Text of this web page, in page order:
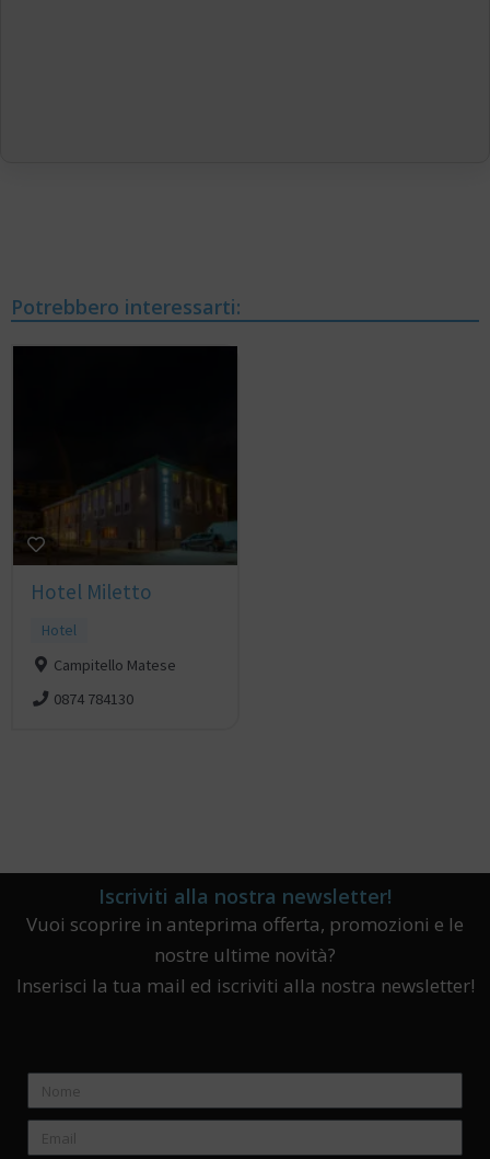
Potrebbero interessarti:
Hotel Miletto
Hotel
Campitello Matese
0874 784130
Iscriviti alla nostra newsletter!
Vuoi scoprire in anteprima offerta, promozioni e le
nostre ultime novità?
Inserisci la tua mail ed iscriviti alla nostra newsletter!